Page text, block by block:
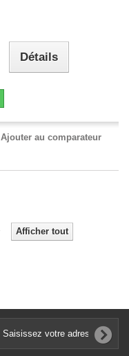
Détails
Ajouter au comparateur
Afficher tout